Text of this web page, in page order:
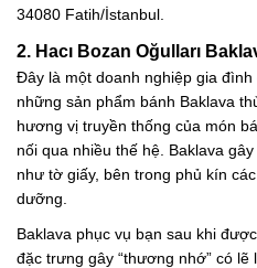
34080 Fatih/İstanbul.
2. Hacı Bozan Oğulları
Đây là một doanh nghiệp gia
những sản phẩm bánh Baklava
hương vị truyền thống của món
nối qua nhiều thế hệ. Baklava
như tờ giấy, bên trong phủ kín
dưỡng.
Baklava phục vụ bạn sau khi
đặc trưng gây “thương nhớ” có